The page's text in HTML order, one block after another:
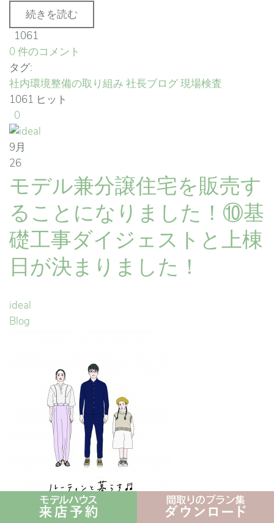
続きを読む
1061
0 件のコメント
タグ:
社内環境整備の取り組み 社長ブログ現場検査
1061 ヒット
0
9月
26
モデル兼分譲住宅を販売す
ることになりました！⑩基
礎工事ダイジェストと上棟
日が決まりました！
ideal
Blog